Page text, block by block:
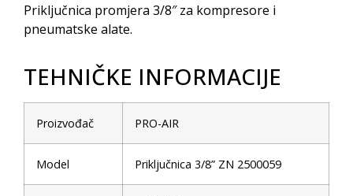
Priključnica promjera 3/8″ za kompresore i
pneumatske alate.
TEHNIČKE INFORMACIJE
Proizvođač PRO-AIR
Model Priključnica 3/8” ZN 2500059